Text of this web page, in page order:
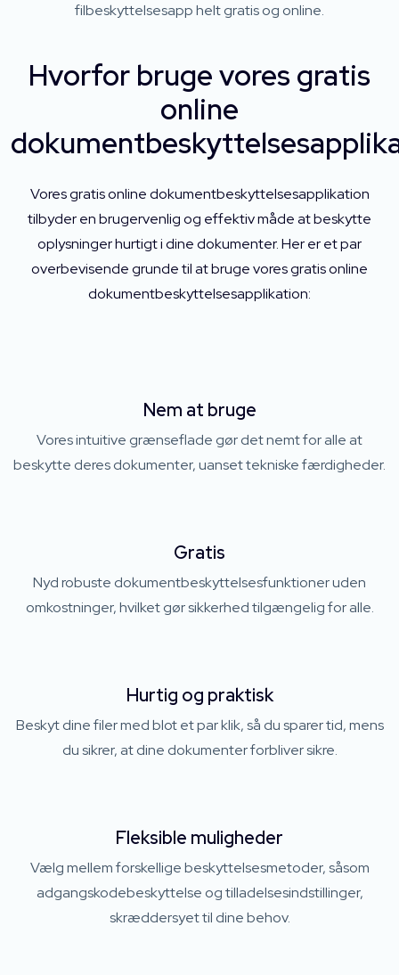
filbeskyttelsesapp helt gratis og online.
Hvorfor bruge vores gratis
online
Vores gratis online dokumentbeskyttelsesapplikation
tilbyder en brugervenlig og effektiv måde at beskytte
oplysninger hurtigt i dine dokumenter. Her er et par
overbevisende grunde til at bruge vores gratis online
dokumentbeskyttelsesapplikation:
Nem at bruge
Vores intuitive grænseflade gør det nemt for alle at
beskytte deres dokumenter, uanset tekniske færdigheder.
Gratis
Nyd robuste dokumentbeskyttelsesfunktioner uden
omkostninger, hvilket gør sikkerhed tilgængelig for alle.
Hurtig og praktisk
Beskyt dine filer med blot et par klik, så du sparer tid, mens
du sikrer, at dine dokumenter forbliver sikre.
Fleksible muligheder
Vælg mellem forskellige beskyttelsesmetoder, såsom
adgangskodebeskyttelse og tilladelsesindstillinger,
skræddersyet til dine behov.